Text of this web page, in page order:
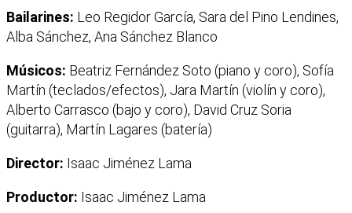
Bailarines: Leo Regidor García, Sara del Pino Lendines,
Alba Sánchez, Ana Sánchez Blanco
Músicos: Beatriz Fernández Soto (piano y coro), Sofía
Martín (teclados/efectos), Jara Martín (violín y coro),
Alberto Carrasco (bajo y coro), David Cruz Soria
(guitarra), Martín Lagares (batería)
Director: Isaac Jiménez Lama
Productor: Isaac Jiménez Lama